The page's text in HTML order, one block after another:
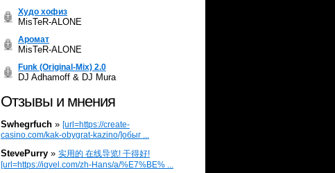
Худо хофиз
MisTeR-ALONE
Аромат
MisTeR-ALONE
Funk (Original-Mix) 2.0
DJ Adhamoff & DJ Mura
Отзывы и мнения
Swhegrfuch » [url=https://create-
casino.com/kak-obygrat-kazino/]обыг ...
StevePurry » 实用的 在线导览! 干得好!
[url=https://iqvel.com/zh-Hans/a/%E7%BE% ...